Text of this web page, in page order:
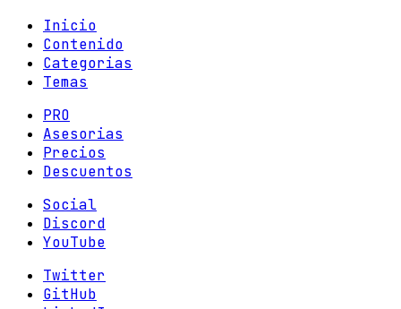
Inicio
Contenido
Categorias
Temas
PRO
Asesorias
Precios
Descuentos
Social
Discord
YouTube
Twitter
GitHub